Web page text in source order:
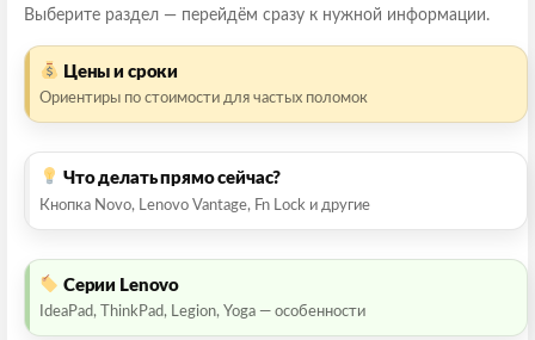
Выберите раздел — перейдём сразу к нужной информации.
Цены и сроки
Ориентиры по стоимости для частых поломок
Что делать прямо сейчас?
Кнопка Novo, Lenovo Vantage, Fn Lock и другие
Серии Lenovo
IdeaPad, ThinkPad, Legion, Yoga — особенности